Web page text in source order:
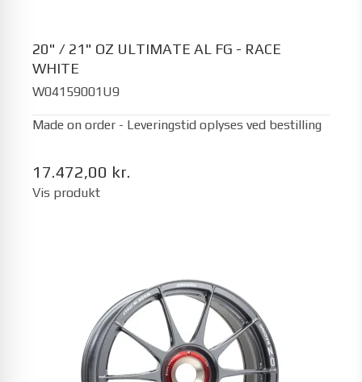
20" / 21" OZ ULTIMATE AL FG - RACE
WHITE
W04159001U9
Made on order - Leveringstid oplyses ved bestilling
17.472,00 kr.
Vis produkt